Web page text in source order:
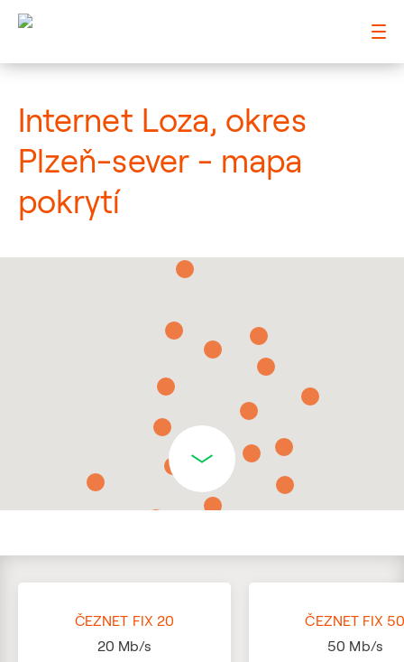
Internet Loza, okres
Plzeň-sever - mapa
pokrytí
ČEZNET FIX 20
20 Mb/s
ČEZNET FIX
50 Mb/s
: Mapa pokrytí město